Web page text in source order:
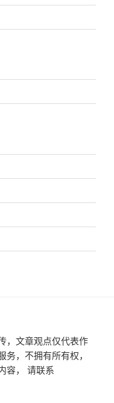
，文章观点仅代表作
，不拥有所有权，
容， 请联系